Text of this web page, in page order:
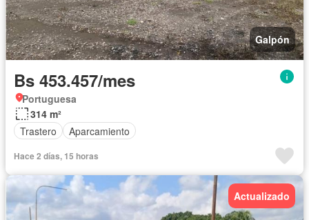
Galpón
Bs 453.457/mes
Portuguesa
314 m²
Trastero
Aparcamiento
Hace 2 días, 15 horas
Actualizado